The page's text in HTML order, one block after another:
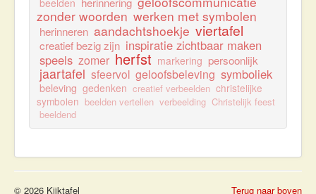
beelden
zonder woorden werken met symbolen
herinneren aandachtshoekje viertafel
creatief bezig zijn inspiratie zichtbaar maken
speels zomer herfst markering persoonlijk
jaartafel sfeervol geloofsbeleving symboliek
beleving gedenken creatief verbeelden christelijke
symbolen beelden vertellen verbeelding Christelijk feest
beeldend
Terug naar boven
© 2026 Kijktafel